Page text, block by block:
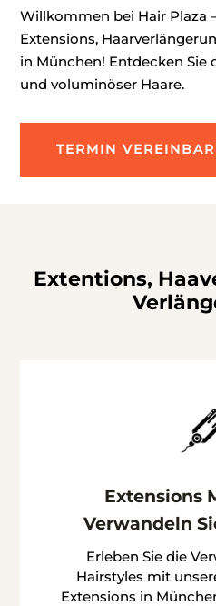
Willkommen bei Hair Plaza
Extensions,
in München! Entdecken Sie
und voluminöser Haare.
TERMIN
Extentions,
Extensions
Verwandeln
Erleben Sie die
Hairstyles mit
Extensions in